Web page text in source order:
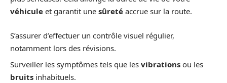
véhicule et garantit une sûreté accrue sur la route.
S’assurer d’effectuer un contrôle visuel régulier,
notamment lors des révisions.
Surveiller les symptômes tels que les vibrations ou les
bruits inhabituels.